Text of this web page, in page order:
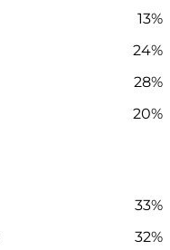
13%
24%
28%
20%
33%
32%